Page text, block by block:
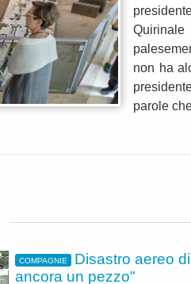
non ha
parole
COMPAGNIE
Disastro aereo
ancora un pezzo"